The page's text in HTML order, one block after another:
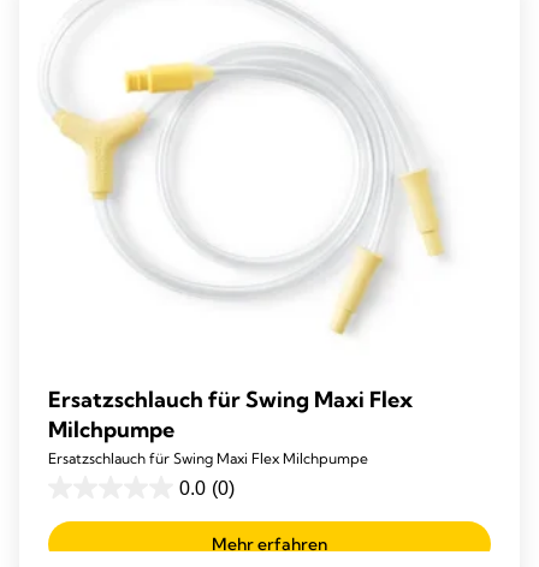
Bewertungen
Ersatzschlauch für Swing Maxi Flex
Milchpumpe
Ersatzschlauch für Swing Maxi Flex Milchpumpe
0.0 (0)
von
5
Mehr erfahren